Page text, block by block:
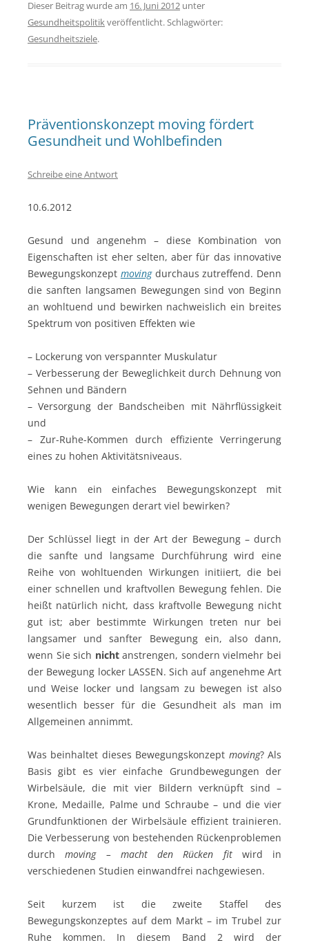
Dieser Beitrag wurde am 16. Juni 2012 unter
Gesundheitspolitikveröffentlicht. Schlagwörter:
Gesundheitsziele.
Präventionskonzept moving fördert
Gesundheit und Wohlbefinden
Schreibe eine Antwort
10.6.2012
Gesund und angenehm – diese Kombination von
Eigenschaften ist eher selten, aber für das innovative
Bewegungskonzept movingdurchaus zutreffend. Denn
die sanften langsamen Bewegungen sind von Beginn
an wohltuend und bewirken nachweislich ein breites
Spektrum von positiven Effekten wie
– Lockerung von verspannter Muskulatur
– Verbesserung der Beweglichkeit durch Dehnung von
Sehnen und Bändern
– Versorgung der Bandscheiben mit Nährflüssigkeit
und
– Zur-Ruhe-Kommen durch effiziente Verringerung
eines zu hohen Aktivitätsniveaus.
Wie kann ein einfaches Bewegungskonzept mit
wenigen Bewegungen derart viel bewirken?
Der Schlüssel liegt in der Art der Bewegung – durch
die sanfte und langsame Durchführung wird eine
Reihe von wohltuenden Wirkungen initiiert, die bei
einer schnellen und kraftvollen Bewegung fehlen. Die
heißt natürlich nicht, dass kraftvolle Bewegung nicht
gut ist; aber bestimmte Wirkungen treten nur bei
langsamer und sanfter Bewegung ein, also dann,
wenn Sie sich nichtanstrengen, sondern vielmehr bei
der Bewegung locker LASSEN. Sich auf angenehme Art
und Weise locker und langsam zu bewegen ist also
wesentlich besser für die Gesundheit als man im
Allgemeinen annimmt.
Was beinhaltet dieses Bewegungskonzept moving? Als
Basis gibt es vier einfache Grundbewegungen der
Wirbelsäule, die mit vier Bildern verknüpft sind –
Krone, Medaille, Palme und Schraube – und die vier
Grundfunktionen der Wirbelsäule effizient trainieren.
Die Verbesserung von bestehenden Rückenproblemen
durchmoving – macht den Rücken fitwird in
verschiedenen Studien einwandfrei nachgewiesen.
Seit kurzem ist die zweite Staffel des
Bewegungskonzeptes auf dem Markt – im Trubel zur
Ruhe kommen. In diesem Band 2 wird der